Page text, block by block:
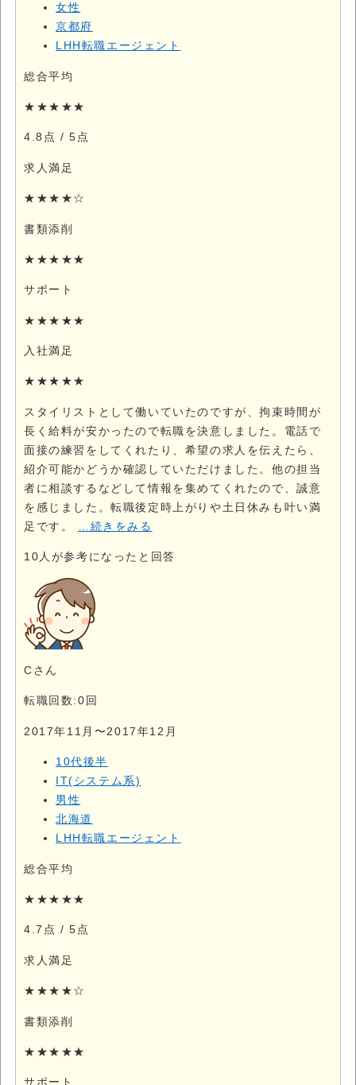
女性
京都府
LHH転職エージェント
総合平均
★★★★★
4.8点 / 5点
求人満足
★★★★☆
書類添削
★★★★★
サポート
★★★★★
入社満足
★★★★★
スタイリストとして働いていたのですが、拘束時間が
長く給料が安かったので転職を決意しました。電話で
面接の練習をしてくれたり、希望の求人を伝えたら、
紹介可能かどうか確認していただけました。他の担当
者に相談するなどして情報を集めてくれたので、誠意
を感じました。転職後定時上がりや土日休みも叶い満
足です。
…続きをみる
10人が参考になったと回答
Cさん
転職回数:0回
2017年11月〜2017年12月
10代後半
IT(システム系)
男性
北海道
LHH転職エージェント
総合平均
★★★★★
4.7点 / 5点
求人満足
★★★★☆
書類添削
★★★★★
サポート